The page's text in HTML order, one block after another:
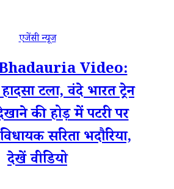
एजेंसी न्यूज
Video:
टला, वंदे भारत ट्रेन
की होड़ में पटरी पर
सरिता भदौरिया,
देखें वीडियो